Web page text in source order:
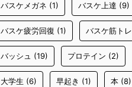
バスケメガネ (1) バスケ上達 (9)
バスケ疲労回復 (1) バスケ筋トレ
バッシュ (19) プロテイン (2)
大学生 (6) 早起き (1) 本 (8)